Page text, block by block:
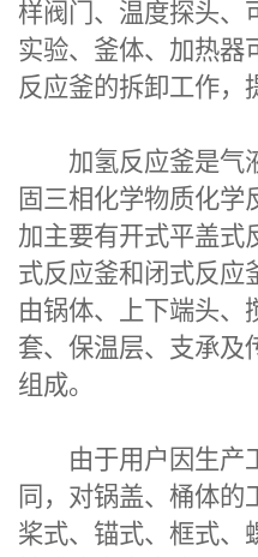
样阀门、温度探头、
实验、釜体、加热器可
反应釜的拆卸工作，
加氢反应釜是气
固三相化学物质化学
加主要有开式平盖式
式反应釜和闭式反应
由锅体、上下端头、
套、保温层、支承及
组成。
由于用户因生产工
同，对锅盖、桶体的
桨式、锚式、框式、